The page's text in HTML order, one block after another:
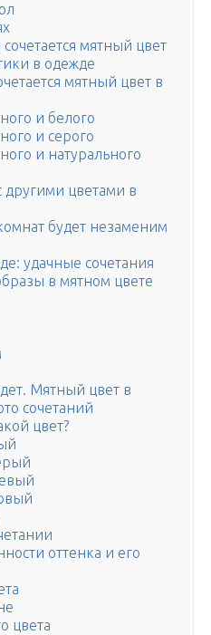
мятный цвет
в одежде
мятный цвет в
и белого
и серого
и натурального
другими цветами в
будет незаменим
удачные сочетания
в мятном цвете
Мятный цвет в
сочетаний
цвет?
оттенка и его
цвета